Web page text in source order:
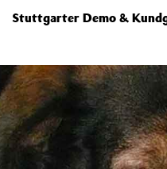
Stuttgarter Demo &